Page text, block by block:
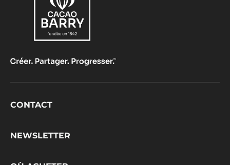
Footer
CONTACT
NEWSLETTER